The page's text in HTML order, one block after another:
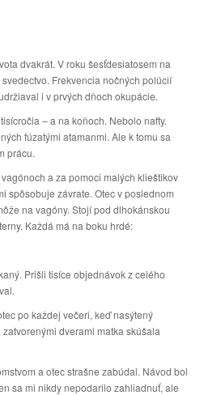
dvakrát. V roku šesťdesiatosem na
Frekvencia nočných polúcií
i v prvých dňoch okupácie.
– a na koňoch. Nebolo nafty.
fúzatými atamanmi. Ale k tomu sa
prácu.
a za pomoci malých klieštikov
spôsobuje závrate. Otec v poslednom
na vagóny. Stojí pod dlhokánskou
Každá má na boku hrdé:
Prišli tisíce objednávok z celého
po každej večeri, keď nasýtený
dverami matka skúšala
a otec strašne zabúdal. Návod bol
sa mi nikdy nepodarilo zahliadnuť, ale